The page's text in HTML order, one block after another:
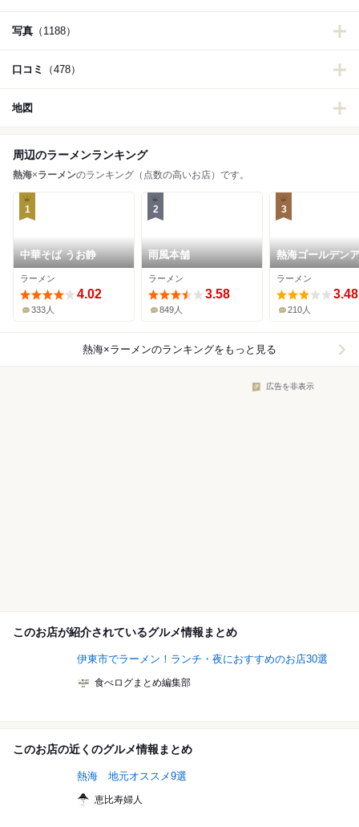
写真 （1188）
口コミ （478）
地図
周辺のラーメンランキング
熱海×ラーメンのランキング（点数の高いお店）です。
1
中華そば うお静
ラーメン
4.02
333人
2
雨風本舗
ラーメン
3.58
849人
3
熱海ゴールデン
ラーメン
3.48
210人
熱海×ラーメンのランキングをもっと見る
広告を非表示
このお店が紹介されているグルメ情報まとめ
伊東市でラーメン！ランチ・夜におすすめのお店30選
食べログまとめ編集部
このお店の近くのグルメ情報まとめ
熱海 地元オススメ9選
恵比寿婦人